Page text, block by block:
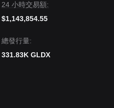
24 小時交易額:
$1,143,854.55
總發行量:
331.83K GLDX